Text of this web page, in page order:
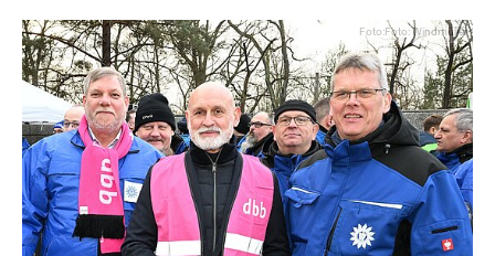
Foto:Foto: Windmüller